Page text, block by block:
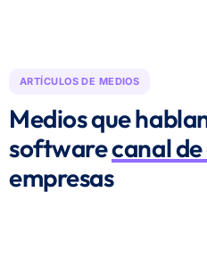
ARTÍCULOS DE MEDIOS
Medios que
softwarecanal
empresas